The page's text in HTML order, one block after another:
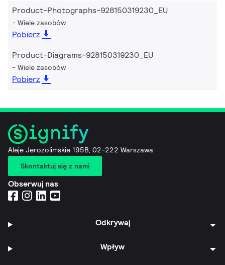
Product-Photographs-928150319230_EU
Wiele zasobów
Pobierz
Product-Diagrams-928150319230_EU
Wiele zasobów
Pobierz
Aleje Jerozolimskie 195B, 02-222 Warszawa
Skontaktuj się z nami
Obserwuj nas
Odkrywaj
Wpływ